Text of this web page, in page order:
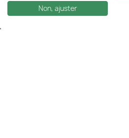
Non, ajuster